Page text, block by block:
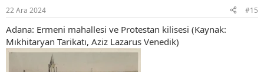
:
22 Ara 2024 #15
Adana: Ermeni mahallesi ve Protestan kilisesi (Kaynak:
Mıkhitaryan Tarikatı, Aziz Lazarus Venedik)